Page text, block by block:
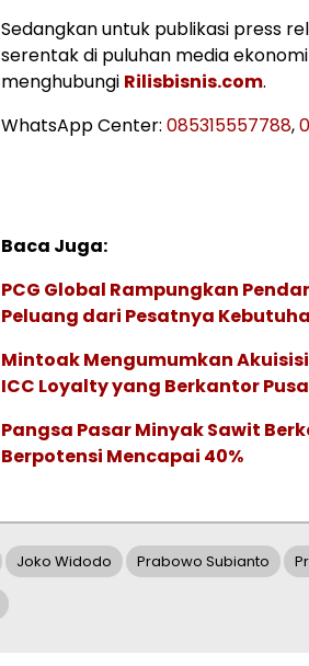
Sedangkan untuk publikasi press
serentak di puluhan media
menghubungi Rilisbisnis.com.
WhatsApp Center: 085315557788,
Baca Juga:
PCG Global Rampungkan
Peluang dari Pesatnya
Mintoak Mengumumkan
ICC Loyalty yang Berkantor
Pangsa Pasar Minyak Sawit
Berpotensi Mencapai 40%
Joko Widodo Prabowo Subianto